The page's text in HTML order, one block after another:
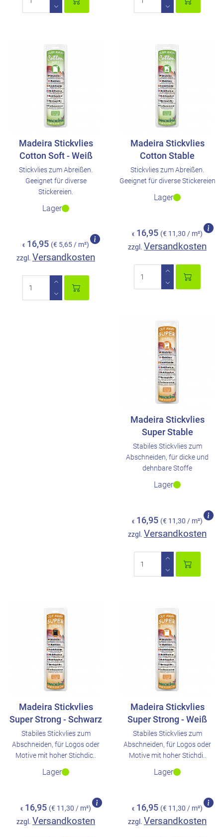
Madeira Stickvlies
Cotton Soft - Weiß
Stickvlies zum Abreißen.
Geeignet für diverse
Stickereien.
Lager
€ 16,95 (€ 5,65 / m²)
zzgl. Versandkosten
Madeira Stickvlies
Cotton Stable
Stickvlies zum Abreißen.
Geeignet für diverse Stickereien
Lager
€ 16,95 (€ 11,30 / m²)
zzgl. Versandkosten
Madeira Stickvlies
Super Stable
Stabiles Stickvlies zum
Abschneiden, für dicke und
dehnbare Stoffe
Lager
€ 16,95 (€ 11,30 / m²)
zzgl. Versandkosten
Madeira Stickvlies
Super Strong - Schwarz
Stabiles Stickvlies zum
Abschneiden, für Logos oder
Motive mit hoher Stichdic..
Lager
€ 16,95 (€ 11,30 / m²)
zzgl. Versandkosten
Madeira Stickvlies
Super Strong - Weiß
Stabiles Stickvlies zum
Abschneiden, für Logos oder
Motive mit hoher Stichdi..
Lager
€ 16,95 (€ 11,30 / m²)
zzgl. Versandkosten